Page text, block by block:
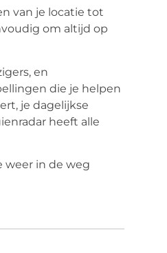
van je locatie tot
om altijd op
en
die je helpen
je dagelijkse
heeft alle
weer in de weg